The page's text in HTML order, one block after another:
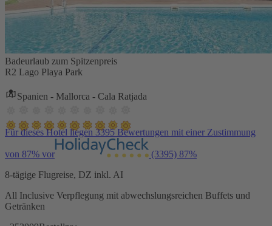
Badeurlaub zum Spitzenpreis
R2 Lago Playa Park
Spanien - Mallorca - Cala Ratjada
Für dieses Hotel liegen 3395 Bewertungen mit einer Zustimmung
von 87% vor (3395) 87%
8-tägige Flugreise, DZ inkl. AI
All Inclusive Verpflegung mit abwechslungsreichen Buffets und
Getränken